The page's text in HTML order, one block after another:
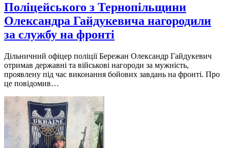
Поліцейського з Тернопільщини
Олександра Гайдукевича нагородили
за службу на фронті
Дільничний офіцер поліції Бережан Олександр Гайдукевич
отримав державні та військові нагороди за мужність,
проявлену під час виконання бойових завдань на фронті. Про
це повідомив…